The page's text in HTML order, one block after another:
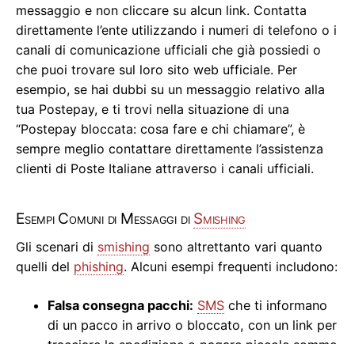
messaggio e non cliccare su alcun link. Contatta
direttamente l’ente utilizzando i numeri di telefono o i
canali di comunicazione ufficiali che già possiedi o
che puoi trovare sul loro sito web ufficiale. Per
esempio, se hai dubbi su un messaggio relativo alla
tua Postepay, e ti trovi nella situazione di una
“Postepay bloccata: cosa fare e chi chiamare”, è
sempre meglio contattare direttamente l’assistenza
clienti di Poste Italiane attraverso i canali ufficiali.
Esempi Comuni di Messaggi di Smishing
Gli scenari di smishing sono altrettanto vari quanto
quelli del phishing. Alcuni esempi frequenti includono:
Falsa consegna pacchi: SMS che ti informano
di un pacco in arrivo o bloccato, con un link per